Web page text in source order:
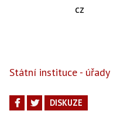
cz
Státní instituce - úřady
DISKUZE